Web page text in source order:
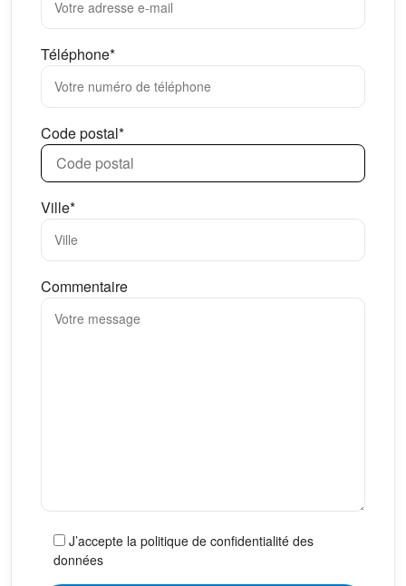
Téléphone*
Code postal*
Ville*
Commentaire
J’accepte la politique de confidentialité des
données